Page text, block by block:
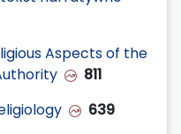
Aspects of the
811
639